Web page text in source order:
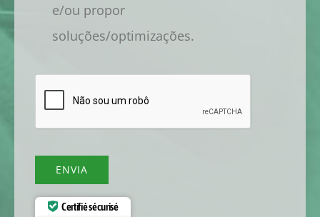
e/ou propor
soluções/optimizações.
ENVIA
Certifié sécurisé